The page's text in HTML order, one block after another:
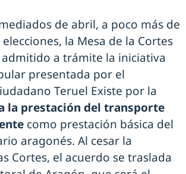
de abril, a poco más de
la Mesa de la Cortes
a trámite la iniciativa
presentada por el
Teruel Existe por la
la prestación del transporte
como prestación básica del
aragonés. Al cesar la
Cortes, el acuerdo se traslada